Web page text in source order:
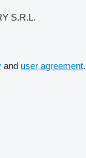
S.R.L.
and user agreement.